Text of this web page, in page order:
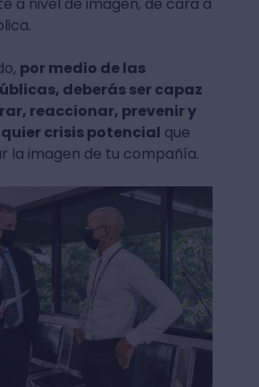
por medio de las
deberás ser capaz
reaccionar, prevenir y
crisis potencial que
la imagen de tu compañía.